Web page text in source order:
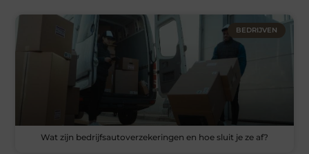
BEDRIJVEN
Wat zijn bedrijfsautoverzekeringen en hoe sluit je ze af?